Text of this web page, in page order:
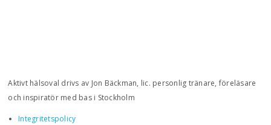
Aktivt hälsoval drivs av Jon Bäckman, lic. personlig tränare, föreläsare
och inspiratör med bas i Stockholm
Integritetspolicy